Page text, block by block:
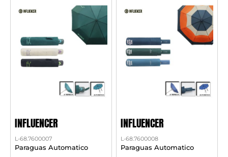
INFLUENCER
L-68.7600007
Paraguas Automatico
INFLUENCER
L-68.7600008
Paraguas Automatico